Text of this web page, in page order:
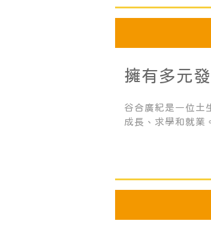
眾多獎項。
擁有多元
並實現自
谷合廣紀是一位土
成長、求學和就業